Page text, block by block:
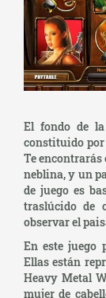
El fondo de
constituido por
Te
neblina, y un
de juego es
traslúcido de
observar el
En este juego
Ellas están
Heavy Metal
mujer de